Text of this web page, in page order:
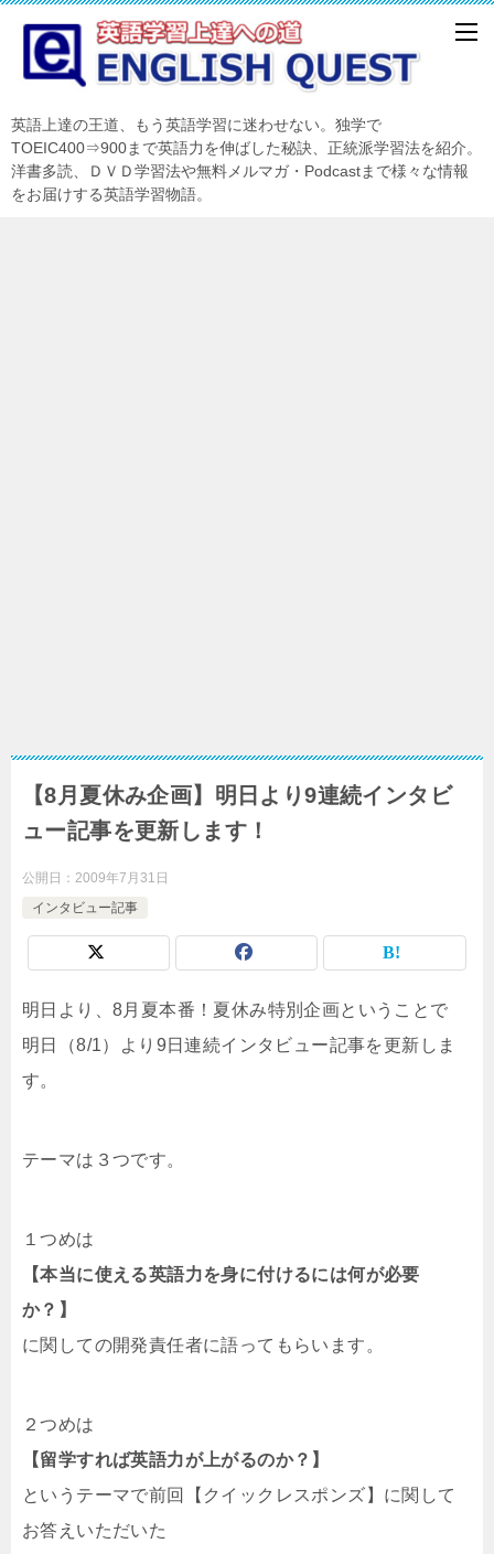
英語上達の王道、もう英語学習に迷わせない。独学で
TOEIC400⇒900まで英語力を伸ばした秘訣、正統派学習法を紹介。
洋書多読、ＤＶＤ学習法や無料メルマガ・Podcastまで様々な情報
をお届けする英語学習物語。
【8月夏休み企画】明日より9連続インタビ
ュー記事を更新します！
公開日： 2009年7月31日
インタビュー記事
明日より、8月夏本番！夏休み特別企画ということで
明日（8/1）より9日連続インタビュー記事を更新しま
す。
テーマは３つです。
１つめは
【本当に使える英語力を身に付けるには何が必要
か？】
に関しての開発責任者に語ってもらいます。
２つめは
【留学すれば英語力が上がるのか？】
というテーマで前回【クイックレスポンズ】に関して
お答えいただいた